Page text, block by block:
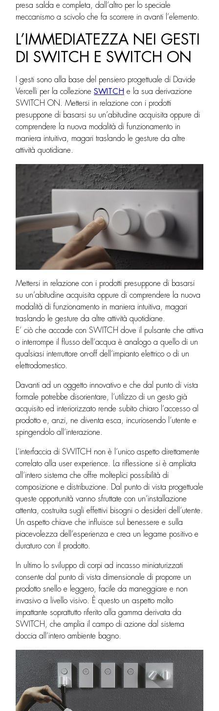
presa salda e completa, dall’altro per lo speciale
meccanismo a scivolo che fa scorrere in avanti l’elemento.
L’IMMEDIATEZZA NEI GESTI
DI SWITCH E SWITCH ON
I gesti sono alla base del pensiero progettuale di Davide
Vercelli per la collezione SWITCH e la sua derivazione
SWITCH ON. Mettersi in relazione con i prodotti
presuppone di basarsi su un’abitudine acquisita oppure di
comprendere la nuova modalità di funzionamento in
maniera intuitiva, magari traslando le gesture da altre
attività quotidiane.
Mettersi in relazione con i prodotti presuppone di basarsi
su un’abitudine acquisita oppure di comprendere la nuova
modalità di funzionamento in maniera intuitiva, magari
traslando le gesture da altre attività quotidiane.
E’ ciò che accade con SWITCH dove il pulsante che attiva
o interrompe il flusso dell’acqua è analogo a quello di un
qualsiasi interruttore on-off dell’impianto elettrico o di un
elettrodomestico.
Davanti ad un oggetto innovativo e che dal punto di vista
formale potrebbe disorientare, l’utilizzo di un gesto già
acquisito ed interiorizzato rende subito chiaro l’accesso al
prodotto e, anzi, ne diventa esca, incuriosendo l’utente e
spingendolo all’interazione.
L’interfaccia di SWITCH non è l’unico aspetto direttamente
correlato alla user experience. La riflessione si è ampliata
all’intero sistema che offre molteplici possibilità di
composizione e distribuzione. Dal punto di vista progettuale
queste opportunità vanno sfruttate con un’installazione
attenta, costruita sugli effettivi bisogni o desideri dell’utente.
Un aspetto chiave che influisce sul benessere e sulla
piacevolezza dell’esperienza e crea un legame positivo e
duraturo con il prodotto.
In ultimo lo sviluppo di corpi ad incasso miniaturizzati
consente dal punto di vista dimensionale di proporre un
prodotto snello e leggero, facile da maneggiare e non
invasivo a livello visivo. È questo un aspetto molto
impattante soprattutto riferito alla gamma derivata da
SWITCH, che amplia il campo di azione dal sistema
doccia all’intero ambiente bagno.